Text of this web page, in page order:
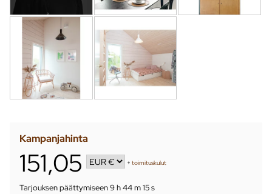
Kampanjahinta
151,05 +toimituskulut
Tarjouksen päättymiseen9 h 44 m 14 s